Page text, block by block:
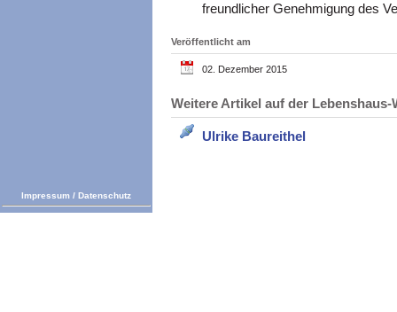
freundlicher Genehmigung des
Veröffentlicht am
02. Dezember 2015
Weitere Artikel auf der
Ulrike Baureithel
Impressum / Datenschutz